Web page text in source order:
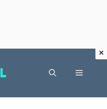
Menu